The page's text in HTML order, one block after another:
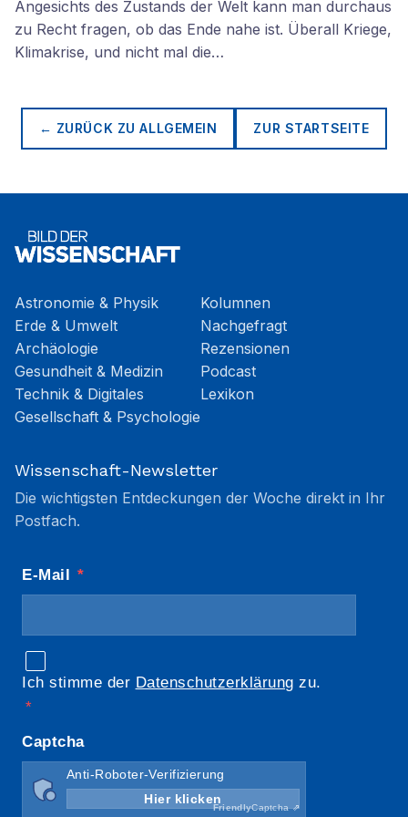
Angesichts des Zustands der Welt kann man durchaus
zu Recht fragen, ob das Ende nahe ist. Überall Kriege,
Klimakrise, und nicht mal die…
← ZURÜCK ZUALLGEMEIN ZUR STARTSEITE
Astronomie & Physik
Erde & Umwelt
Archäologie
Gesundheit & Medizin
Technik & Digitales
Gesellschaft & Psychologie
Kolumnen
Nachgefragt
Rezensionen
Podcast
Lexikon
Wissenschaft-Newsletter
Die wichtigsten Entdeckungen der Woche direkt in Ihr
Postfach.